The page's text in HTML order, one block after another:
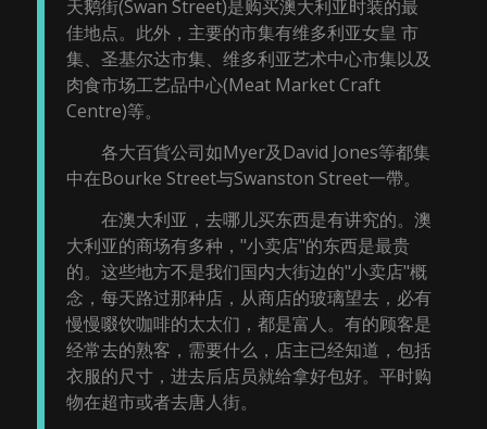
天鹅街(Swan Street)是购买澳大利亚时装的最
佳地点。此外，主要的市集有维多利亚女皇 市
集、圣基尔达市集、维多利亚艺术中心市集以及
肉食市场工艺品中心(Meat Market Craft
Centre)等。
各大百貨公司如Myer及David Jones等都集
中在Bourke Street与Swanston Street一帶。
在澳大利亚，去哪儿买东西是有讲究的。澳
大利亚的商场有多种，"小卖店"的东西是最贵
的。这些地方不是我们国内大街边的"小卖店"概
念，每天路过那种店，从商店的玻璃望去，必有
慢慢啜饮咖啡的太太们，都是富人。有的顾客是
经常去的熟客，需要什么，店主已经知道，包括
衣服的尺寸，进去后店员就给拿好包好。平时购
物在超市或者去唐人街。